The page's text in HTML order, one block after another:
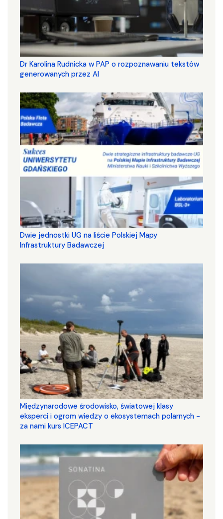
Dr Karolina Rudnicka w PAP o rozpoznawaniu tekstów
generowanych przez AI
Dwie jednostki UG na liście Polskiej Mapy
Infrastruktury Badawczej
Międzynarodowe środowisko, światowej klasy
eksperci i ogrom wiedzy o ekosystemach polarnych -
za nami kurs ICEPACT